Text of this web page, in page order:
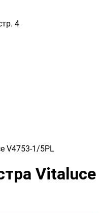
4
V4753-1/5PL
Vitaluce